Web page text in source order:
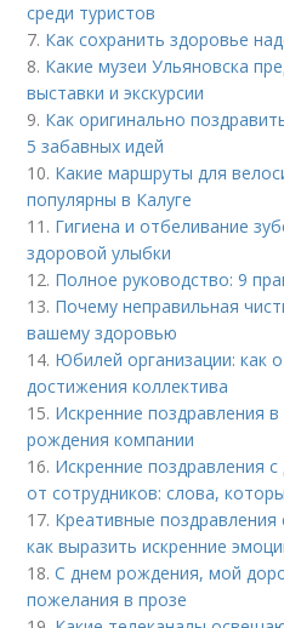
среди туристов
7. Как сохранить здоровье
8. Какие музеи Ульяновска
выставки и экскурсии
9. Как оригинально
5 забавных идей
10. Какие маршруты для
популярны в Калуге
11. Гигиена и отбеливание
здоровой улыбки
12. Полное руководство: 9
13. Почему неправильная
вашему здоровью
14. Юбилей организации: как
достижения коллектива
15. Искренние поздравления
рождения компании
16. Искренние поздравления
от сотрудников: слова,
17. Креативные
как выразить искренние
18.С днем рождения, мой
пожелания в прозе